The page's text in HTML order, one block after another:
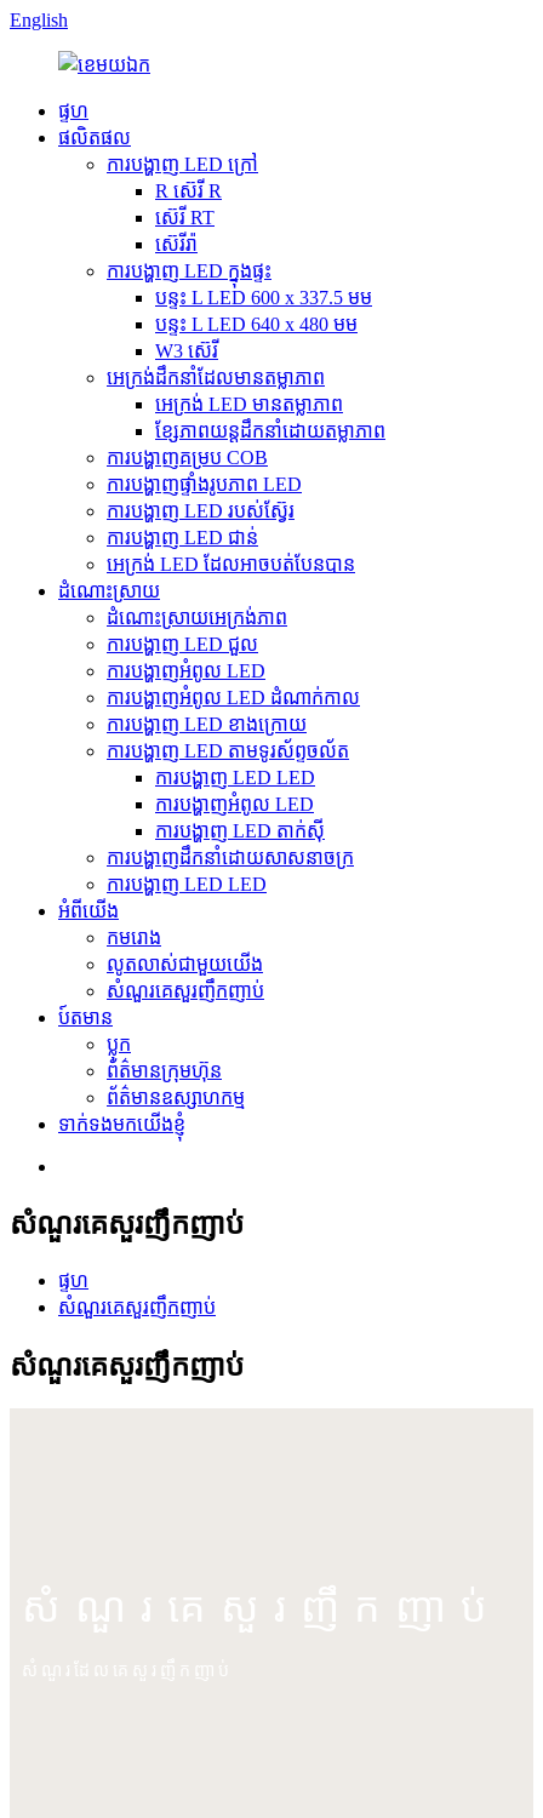
English
ផ្ទហ
ផលិតផល
ការបង្ហាញ LED ក្រៅ
R ស៊េរី R
ស៊េរី RT
ស៊េរីរ៉ា
ការបង្ហាញ LED ក្នុងផ្ទះ
បន្ទះ L LED 600 x 337.5 មម
បន្ទះ L LED 640 x 480 មម
W3 ស៊េរី
អេក្រង់ដឹកនាំដែលមានតម្លាភាព
អេក្រង់ LED មានតម្លាភាព
ខ្សែភាពយន្តដឹកនាំដោយតម្លាភាព
ការបង្ហាញគម្រប COB
ការបង្ហាញផ្ទាំងរូបភាព LED
ការបង្ហាញ LED របស់ស្វ៊ែរ
ការបង្ហាញ LED ជាន់
អេក្រង់ LED ដែលអាចបត់បែនបាន
ដំណោះស្រាយ
ដំណោះស្រាយអេក្រង់ភាព
ការបង្ហាញ LED ជួល
ការបង្ហាញអំពូល LED
ការបង្ហាញអំពូល LED ដំណាក់កាល
ការបង្ហាញ LED ខាងក្រោយ
ការបង្ហាញ LED តាមទូរស័ព្ទចល័ត
ការបង្ហាញ LED LED
ការបង្ហាញអំពូល LED
ការបង្ហាញ LED តាក់ស៊ី
ការបង្ហាញដឹកនាំដោយសាសនាចក្រ
ការបង្ហាញ LED LED
អំពីយើង
កមរោង
លូតលាស់ជាមួយយើង
សំណួរគេសួរញឹកញាប់
ប៍តមាន
ប្លុក
ព័ត៌មានក្រុមហ៊ុន
ព័ត៌មានឧស្សាហកម្ម
ទាក់ទងមកយើងខ្ញុំ
សំណួរគេសួរញឹកញាប់
ផ្ទហ
សំណួរគេសួរញឹកញាប់
សំណួរគេសួរញឹកញាប់
សំណួរគេសួរញឹកញាប់
សំណួរដែលគេសួរញឹកញាប់